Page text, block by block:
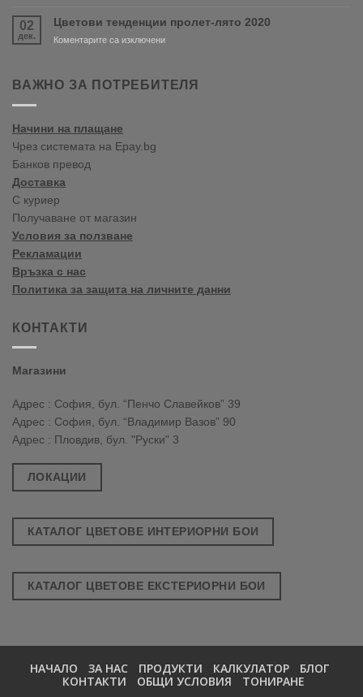
цветови
тенденции
Лято
02
дек.
Цветови тенденции пролет-лято 2020
Коментарите са изключениза
пролет-
ВАЖНО ЗА ПОТРЕБИТЕЛЯ
Начини на плащане
Чрез системата на Epay.bg
Банков превод
Доставка
С куриер
Получаване от магазин
Условия за ползване
Рекламации
Връзка с нас
Политика за защита на личните данни
КОНТАКТИ
Магазини
Адрес : София, бул. “Пенчо Славейков” 39
Адрес : София, бул. “Владимир Вазов” 90
Адрес : Пловдив, бул. "Руски" 3
ЛОКАЦИИ
КАТАЛОГ ЦВЕТОВЕ ИНТЕРИОРНИ БОИ
КАТАЛОГ ЦВЕТОВЕ ЕКСТЕРИОРНИ БОИ
НАЧАЛО ЗА НАС ПРОДУКТИ КАЛКУЛАТОР
БЛОГ
КОНТАКТИ
ОБЩИ УСЛОВИЯ ТОНИРАНЕ